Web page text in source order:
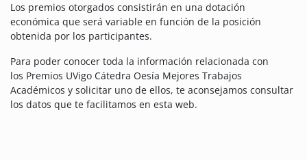
Los premios otorgados consistirán en una dotación
económica que será variable en función de la posición
obtenida por los participantes.
Para poder conocer toda la información relacionada con
los Premios UVigo Cátedra Oesía Mejores Trabajos
Académicos y solicitar uno de ellos, te aconsejamos consultar
los datos que te facilitamos en esta web.